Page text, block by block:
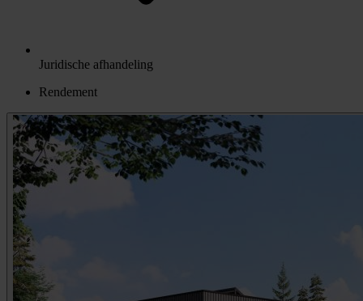
Juridische afhandeling
Rendement